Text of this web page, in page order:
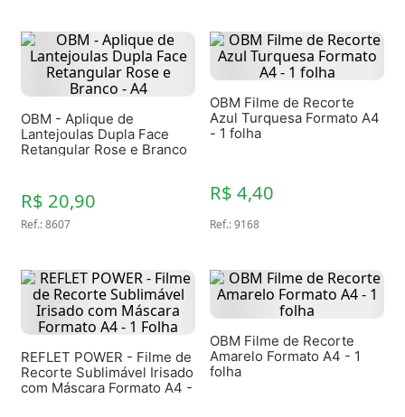
OBM - Aplique de
Lantejoulas Dupla Face
Retangular Rose e Branco
R$ 20,90
Ref.:8607
OBM Filme de Recorte
Azul Turquesa Formato A4
- 1 folha
R$ 4,40
Ref.:9168
REFLET POWER - Filme de
Recorte Sublimável Irisado
com Máscara Formato A4 -
OBM Filme de Recorte
Amarelo Formato A4 - 1
folha